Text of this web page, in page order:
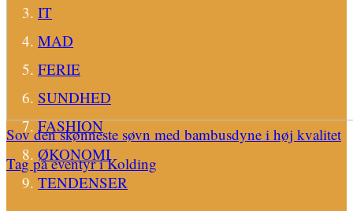
Sov den skønneste søvn med bambusdyne i høj kvalitet
Tag på eventyr i Kolding
IT
MAD
FERIE
SUNDHED
FASHION
ØKONOMI
TENDENSER